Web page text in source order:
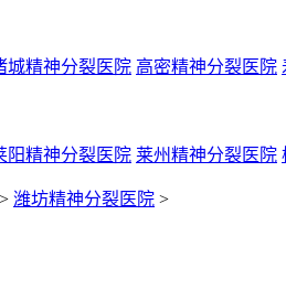
城精神分裂医院 高密精神分裂医院
阳精神分裂医院 莱州精神分裂医院
> 潍坊精神分裂医院 >